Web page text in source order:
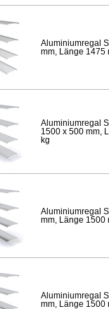
Aluminiumregal
mm, Länge 1475
Aluminiumregal
1500 x 500 mm,
kg
Aluminiumregal
mm, Länge 1500
Aluminiumregal
mm, Länge 1500